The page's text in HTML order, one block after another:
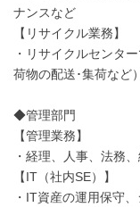
ナンスなど
【リサイクル業務】
・リサイクルセンタ
荷物の配送･集荷など）
◆管理部門
【管理業務】
・経理、人事、法務
【IT（社内SE）】
・IT資産の運用保守